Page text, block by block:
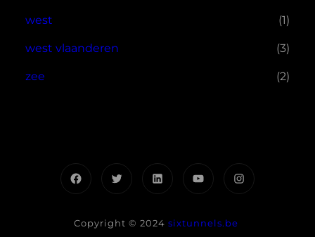
west (1)
west vlaanderen (3)
zee (2)
FacebookTwitterLinkedInYouTubeInstagram
Copyright © 2024 sixtunnels.be